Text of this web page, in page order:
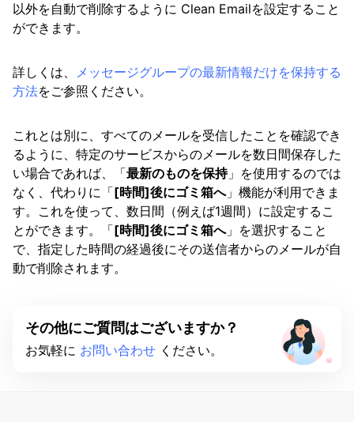
以外を自動で削除するように Clean Emailを設定すること
ができます。
詳しくは、 メッセージグループの最新情報だけを保持する
方法をご参照ください。
これとは別に、すべてのメールを受信したことを確認でき
るように、特定のサービスからのメールを数日間保存した
い場合であれば、「最新のものを保持」を使用するのでは
なく、代わりに「[時間]後にゴミ箱へ」機能が利用できま
す。これを使って、数日間（例えば1週間）に設定するこ
とができます。「[時間]後にゴミ箱へ」を選択すること
で、指定した時間の経過後にその送信者からのメールが自
動で削除されます。
その他にご質問はございますか？
お気軽に お問い合わせ ください。